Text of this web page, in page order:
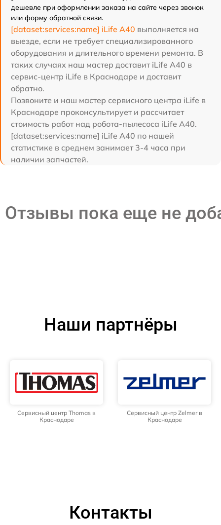
дешевле при оформлении заказа на сайте через звонок
или форму обратной связи.
[dataset:services:name] iLife A40 выполняется на
выезде, если не требует специализированного
оборудования и длительного времени ремонта. В
таких случаях наш мастер доставит iLife A40 в
сервис-центр iLife в Краснодаре и доставит
обратно.
Позвоните и наш мастер сервисного центра iLife в
Краснодаре проконсультирует и рассчитает
стоимость работ над робота-пылесоса iLife A40.
[dataset:services:name] iLife A40 по нашей
статистике в среднем занимает 3-4 часа при
наличии запчастей.
Отзывы пока еще не
Наши партнёры
Сервисный центр Thomas в
Краснодаре
Сервисный центр Zelmer в
Краснодаре
Контакты